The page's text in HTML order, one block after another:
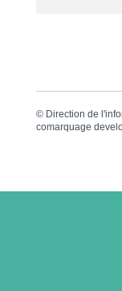
© Direction de
comarquage